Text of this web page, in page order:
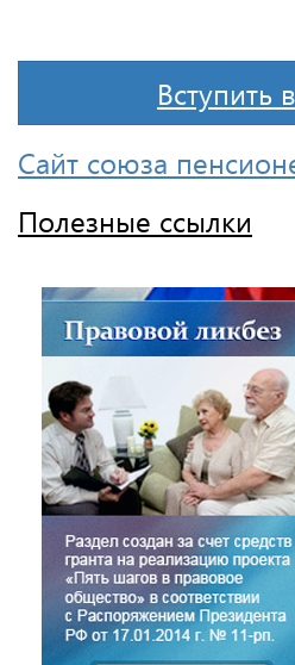
Вступить
Сайт союза
Полезные ссылки